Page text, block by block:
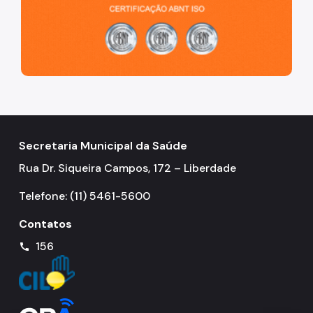
Guias Técnicos
Perguntas Frequentes
Secretaria Municipal da Saúde
Rua Dr. Siqueira Campos, 172 – Liberdade
Telefone: (11) 5461-5600
Contatos
call 156